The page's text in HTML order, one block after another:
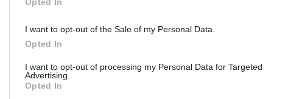
I want to opt-out of the Sale of my Personal Data.
Opted In
I want to opt-out of processing my Personal Data for Targeted
Advertising.
Opted In